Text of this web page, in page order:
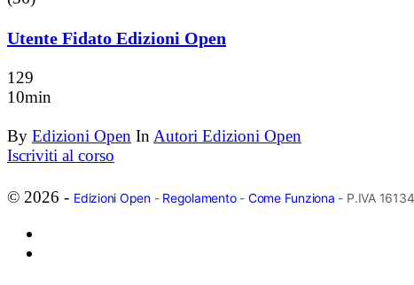
Utente Fidato Edizioni Open
129
10min
By Edizioni Open InAutori Edizioni Open
Iscriviti al corso
© 2026 - Edizioni Open- Regolamento- Come Funziona - P.IVA